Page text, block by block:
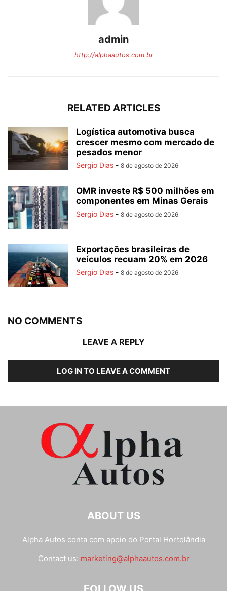
admin
http://alphaautos.com.br
RELATED ARTICLES
Logística automotiva busca
crescer mesmo com mercado de
pesados menor
Sergio Dias - 8 de agosto de 2026
OMR investe R$ 500 milhões em
componentes em Minas Gerais
Sergio Dias - 8 de agosto de 2026
Exportações brasileiras de
veículos recuam 20% em 2026
Sergio Dias - 8 de agosto de 2026
NO COMMENTS
LEAVE A REPLY
LOG IN TO LEAVE A COMMENT
ABOUT US
Alpha Autos conta com apoio do Portal Hortolândia
Contact us: marketing@alphaautos.com.br